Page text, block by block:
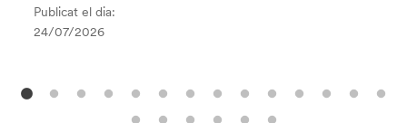
Publicat el dia:
24/07/2026